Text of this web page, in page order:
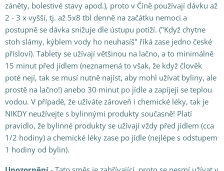
záněty, bolestivé stavy apod.), proto v Číně používají dávku až
2 - 3 x vyšší, tj. až 5x8 tbl denně na začátku nemoci a
postupně se dávka snižuje dle ústupu potíží. ("Když chytne
stoh slámy, kýblem vody ho neuhasíš" říká zase jedno české
přísloví). Tablety se užívají většinou na lačno, a to minimálně
15 minut před jídlem (neznamená to však, že když člověk
poté nejí, tak se musí nutně najíst, aby mohl užívat byliny, ale
prostě na lačno!) anebo 30 minut po jídle a zapíjejí se teplou
vodou. V případě, že užíváte zároveň i chemické léky, tak je
NIKDY neužívejte s bylinnými produkty současně! Platí
pravidlo, že bylinné produkty se užívají vždy před jídlem (cca
1/2 hodiny) a chemické léky zase po jídle (nejlépe s odstupem
1 hodiny od bylin).